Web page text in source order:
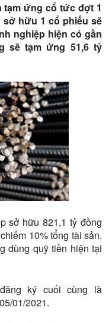
tạm ứng cổ tức đợt 1
sở hữu 1 cổ phiếu sẽ
nghiệp hiện có gần
sẽ tạm ứng 51,6 tỷ
sở hữu 821,1 tỷ đồng
10% tổng tài sản.
dùng quỹ tiền hiện tại
ký cuối cùng là
01/2021.